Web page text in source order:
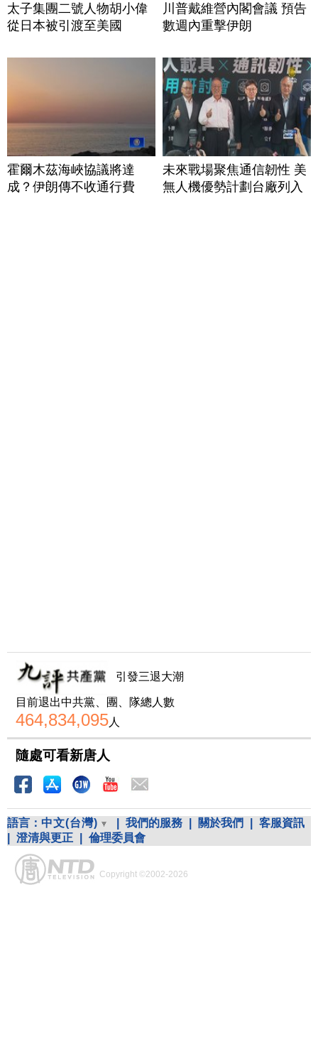
太子集團二號人物胡小偉
從日本被引渡至美國
川普戴維營內閣會議 預告
數週內重擊伊朗
霍爾木茲海峽協議將達
成？伊朗傳不收通行費
未來戰場聚焦通信韌性 美
無人機優勢計劃台廠列入
引發三退大潮
目前退出中共黨、團、隊總人數
464,834,095人
隨處可看新唐人
語言： 中文(台灣) 我們的服務 關於我們
客服資訊
澄清與更正 倫理委員會
Copyright ©2002-2026